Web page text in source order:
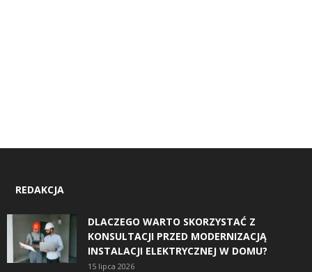
REDAKCJA
DLACZEGO WARTO SKORZYSTAĆ Z
KONSULTACJI PRZED MODERNIZACJĄ
INSTALACJI ELEKTRYCZNEJ W DOMU?
15 lipca 2026